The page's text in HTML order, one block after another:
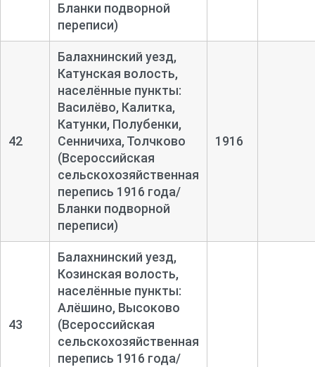
Бланки подворной
переписи)
42
Балахнинский уезд,
Катунская волость,
населённые пункты:
Василёво, Калитка,
Катунки, Полубенки,
Сенничиха, Толчково
(Всероссийская
сельскохозяйственная
перепись 1916 года/
Бланки подворной
переписи)
1916
43
Балахнинский уезд,
Козинская волость,
населённые пункты:
Алёшино, Высоково
(Всероссийская
сельскохозяйственная
перепись 1916 года/